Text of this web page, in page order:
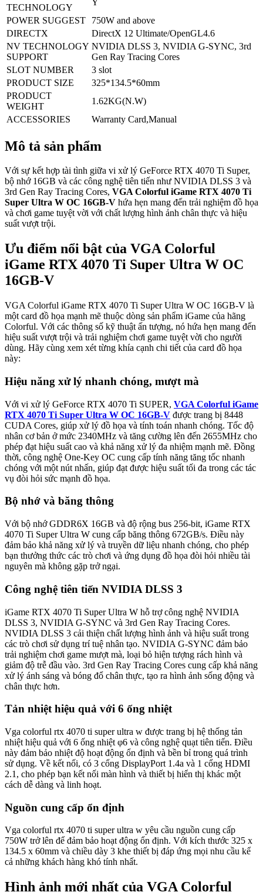
TECHNOLOGY
POWER SUGGEST
750W and above
DIRECTX
DirectX 12 Ultimate/OpenGL4.6
NV TECHNOLOGY
SUPPORT
NVIDIA DLSS 3, NVIDIA G-SYNC, 3rd
Gen Ray Tracing Cores
SLOT NUMBER
3 slot
PRODUCT SIZE
325*134.5*60mm
PRODUCT
WEIGHT
1.62KG(N.W)
ACCESSORIES
Warranty Card,Manual
Mô tả sản phẩm
Với sự kết hợp tài tình giữa vi xử lý GeForce RTX 4070 Ti Super,
bộ nhớ 16GB và các công nghệ tiên tiến như NVIDIA DLSS 3 và
3rd Gen Ray Tracing Cores, VGA Colorful iGame RTX 4070 Ti
Super Ultra W OC 16GB-V hứa hẹn mang đến trải nghiệm đồ họa
và chơi game tuyệt vời với chất lượng hình ảnh chân thực và hiệu
suất vượt trội.
Ưu điểm nổi bật của VGA Colorful
iGame RTX 4070 Ti Super Ultra W OC
16GB-V
VGA Colorful iGame RTX 4070 Ti Super Ultra W OC 16GB-V là
một card đồ họa mạnh mẽ thuộc dòng sản phẩm iGame của hãng
Colorful. Với các thông số kỹ thuật ấn tượng, nó hứa hẹn mang đến
hiệu suất vượt trội và trải nghiệm chơi game tuyệt vời cho người
dùng. Hãy cùng xem xét từng khía cạnh chi tiết của card đồ họa
này:
Hiệu năng xử lý nhanh chóng, mượt mà
Với vi xử lý GeForce RTX 4070 Ti SUPER, VGA Colorful iGame
RTX 4070 Ti Super Ultra W OC 16GB-V được trang bị 8448
CUDA Cores, giúp xử lý đồ họa và tính toán nhanh chóng. Tốc độ
nhân cơ bản ở mức 2340MHz và tăng cường lên đến 2655MHz cho
phép đạt hiệu suất cao và khả năng xử lý đa nhiệm mạnh mẽ. Đồng
thời, công nghệ One-Key OC cung cấp tính năng tăng tốc nhanh
chóng với một nút nhấn, giúp đạt được hiệu suất tối đa trong các tác
vụ đòi hỏi sức mạnh đồ họa.
Bộ nhớ và băng thông
Với bộ nhớ GDDR6X 16GB và độ rộng bus 256-bit, iGame RTX
4070 Ti Super Ultra W cung cấp băng thông 672GB/s. Điều này
đảm bảo khả năng xử lý và truyền dữ liệu nhanh chóng, cho phép
bạn thưởng thức các trò chơi và ứng dụng đồ họa đòi hỏi nhiều tài
nguyên mà không gặp trở ngại.
Công nghệ tiên tiến NVIDIA DLSS 3
iGame RTX 4070 Ti Super Ultra W hỗ trợ công nghệ NVIDIA
DLSS 3, NVIDIA G-SYNC và 3rd Gen Ray Tracing Cores.
NVIDIA DLSS 3 cải thiện chất lượng hình ảnh và hiệu suất trong
các trò chơi sử dụng trí tuệ nhân tạo. NVIDIA G-SYNC đảm bảo
trải nghiệm chơi game mượt mà, loại bỏ hiện tượng rách hình và
giảm độ trễ đầu vào. 3rd Gen Ray Tracing Cores cung cấp khả năng
xử lý ánh sáng và bóng đổ chân thực, tạo ra hình ảnh sống động và
chân thực hơn.
Tản nhiệt hiệu quả với 6 ống nhiệt
Vga colorful rtx 4070 ti super ultra w được trang bị hệ thống tản
nhiệt hiệu quả với 6 ống nhiệt φ6 và công nghệ quạt tiên tiến. Điều
này đảm bảo nhiệt độ hoạt động ổn định và bền bỉ trong quá trình
sử dụng. Về kết nối, có 3 cổng DisplayPort 1.4a và 1 cổng HDMI
2.1, cho phép bạn kết nối màn hình và thiết bị hiển thị khác một
cách dễ dàng và linh hoạt.
Nguồn cung cấp ổn định
Vga colorful rtx 4070 ti super ultra w yêu cầu nguồn cung cấp
750W trở lên để đảm bảo hoạt động ổn định. Với kích thước 325 x
134.5 x 60mm và chiều dày 3 khe thiết bị đáp ứng mọi nhu cầu kể
cả những khách hàng khó tính nhất.
Hình ảnh mới nhất của VGA Colorful